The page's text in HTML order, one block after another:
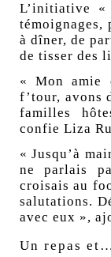
L’initiative
à dîner, de
de tisser des
« Mon amie
f’tour, avons
familles
confie Liza
« Jusqu’à
ne parlais
croisais au
salutations.
avec eux »,
Un repas